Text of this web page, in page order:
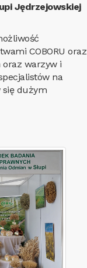
Jędrzejowskiej
COBORU oraz
warzyw i
na
się dużym